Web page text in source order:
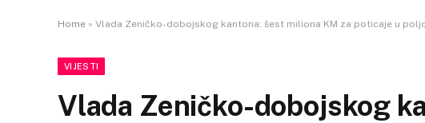
Home » Vlada Zeničko-dobojskog kantona: šest miliona KM za poticaje u
VIJESTI
Vlada Zeničko-dobojskog